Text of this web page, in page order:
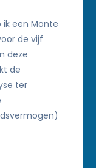
een Monte
de vijf
deze
de
ter